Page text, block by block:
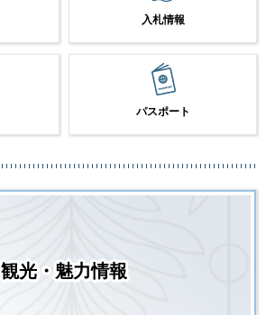
入札情報
パスポート
観光・魅力情報